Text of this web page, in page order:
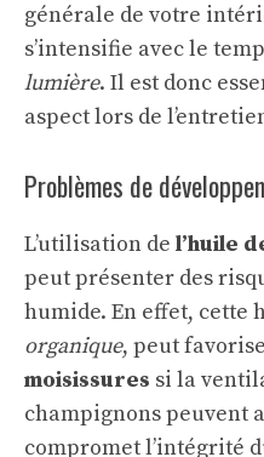
générale de votre
s’intensifie avec le
lumière. Il est donc
aspect lors de
Problèmes de
L’utilisation de l’huile
peut présenter des
humide. En effet, cette
organique, peut
moisissures si la
champignons peuvent
compromet l’intégrité